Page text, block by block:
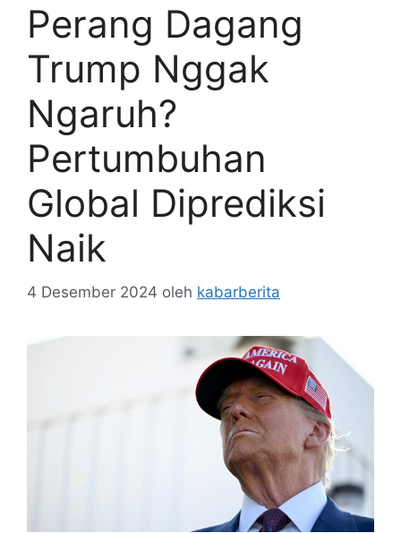
Perang Dagang
Trump Nggak
Ngaruh?
Pertumbuhan
Global Diprediksi
Naik
4 Desember 2024 oleh kabarberita